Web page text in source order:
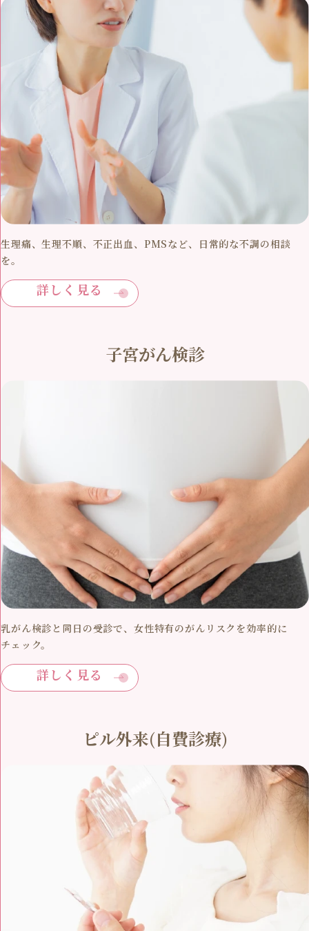
生理痛、生理不順、不正出血、PMSなど、日常的な不調の相談
を。
詳しく見る
子宮がん検診
乳がん検診と同日の受診で、女性特有のがんリスクを効率的に
チェック。
詳しく見る
ピル外来(自費診療)